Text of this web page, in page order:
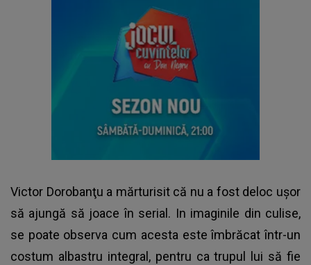
Victor Dorobanţu a mărturisit că nu a fost deloc ușor
să ajungă să joace în serial. In imaginile din culise,
se poate observa cum acesta este îmbrăcat într-un
costum albastru integral, pentru ca trupul lui să fie